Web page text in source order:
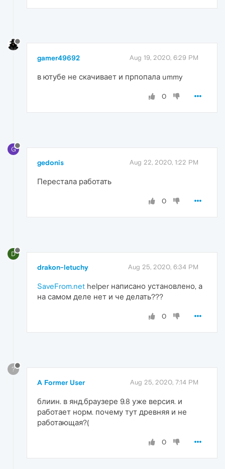
gamer49692 Aug 19, 2020, 6:29 PM
в ютубе не скачивает и прпопала ummy
0
G
gedonis Aug 22, 2020, 1:22 PM
Перестала работать
0
D
drakon-letuchy Aug 25, 2020, 6:34 PM
SaveFrom.net helper написано установлено, а
на самом деле нет и че делать???
0
?
A Former User Aug 25, 2020, 7:14 PM
блиин. в янд.браузере 9.8 уже версия. и
работает норм. почему тут древняя и не
работающая?(
0